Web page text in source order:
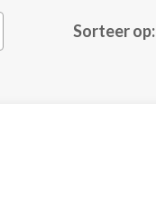
Sorteer op: